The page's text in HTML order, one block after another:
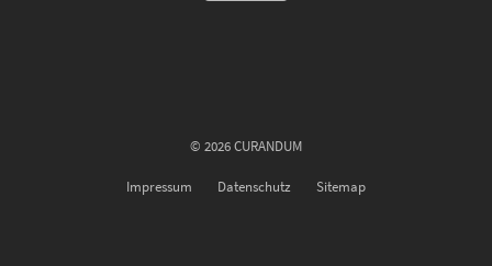
© 2026 CURANDUM
Impressum Datenschutz Sitemap